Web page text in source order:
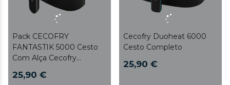
Pack CECOFRY
FANTASTIK 5000 Cesto
Com Alça Cecofry
Fantastik 5500
25,90 €
Cecofry Duoheat 6000
Cesto Completo
25,90 €